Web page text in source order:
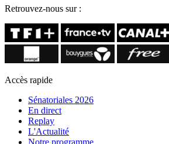
Retrouvez-nous sur :
Accès rapide
Sénatoriales 2026
En direct
Replay
L'Actualité